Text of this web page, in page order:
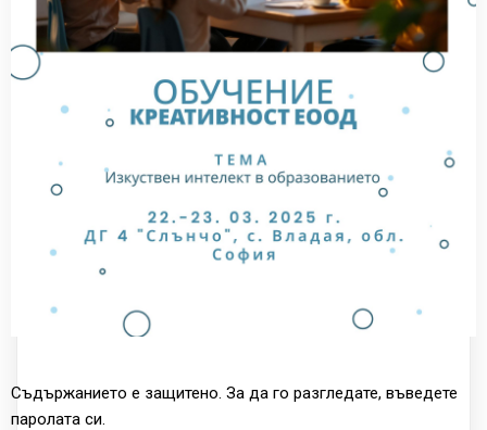
Съдържанието е защитено. За да го разгледате, въведете
паролата си.